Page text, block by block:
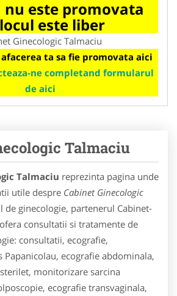
nu este promovata
este liber
Ginecologic Talmaciu
ta sa fie promovata aici
ne completand formularul
de aici
Talmaciu
Talmaciu reprezinta pagina unde
utile despre Cabinet Ginecologic
de ginecologie, partenerul Cabinet-
consultatii si tratamente de
consultatii, ecografie,
Papanicolau, ecografie abdominala,
monitorizare sarcina
ecografie transvaginala,